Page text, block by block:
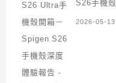
S26手機
2026-05-13